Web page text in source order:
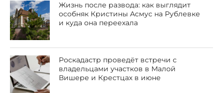
Жизнь после развода: как выглядит
особняк Кристины Асмус на Рублевке
и куда она переехала
Роскадастр проведёт встречи с
владельцами участков в Малой
Вишере и Крестцах в июне